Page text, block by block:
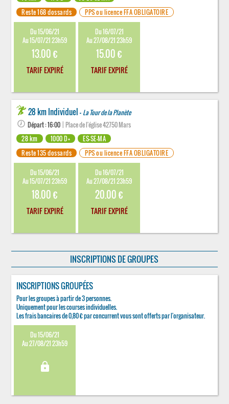
Reste 168 dossards
PPS ou licence FFA OBLIGATOIRE
Du 15/06/21
Au 15/07/21 23h59
13.00 €
TARIF EXPIRÉ
Du 16/07/21
Au 27/08/21 23h59
15.00 €
TARIF EXPIRÉ
28 km Individuel - La Tour de la Planète
Départ : 16:00 | Place de l'église 42750 Mars
28 km
1000 D+
ES-SE-MA
Reste 135 dossards
PPS ou licence FFA OBLIGATOIRE
Du 15/06/21
Au 15/07/21 23h59
18.00 €
TARIF EXPIRÉ
Du 16/07/21
Au 27/08/21 23h59
20.00 €
TARIF EXPIRÉ
INSCRIPTIONS DE GROUPES
INSCRIPTIONS GROUPÉES
Pour les groupes à partir de 3 personnes.
Uniquement pour les courses individuelles.
Les frais bancaires de 0,80 € par concurrent vous sont offerts par l'organisateur.
Du 15/06/21
Au 27/08/21 23h59
lock